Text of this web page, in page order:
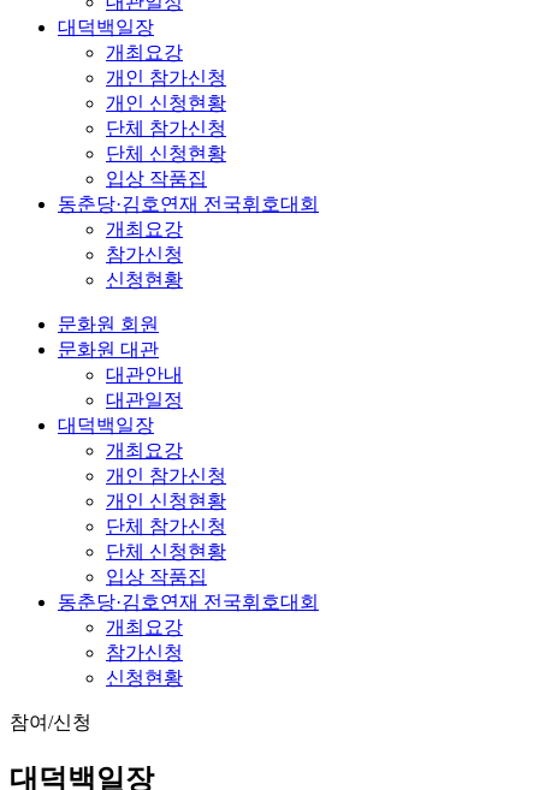
대덕백일장
개최요강
개인 참가신청
개인 신청현황
단체 참가신청
단체 신청현황
입상 작품집
동춘당·김호연재 전국휘호대회
개최요강
참가신청
신청현황
문화원 회원
문화원 대관
대관안내
대관일정
대덕백일장
개최요강
개인 참가신청
개인 신청현황
단체 참가신청
단체 신청현황
입상 작품집
동춘당·김호연재 전국휘호대회
개최요강
참가신청
신청현황
참여/신청
대덕백일장